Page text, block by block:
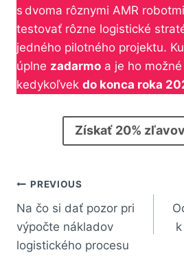
s dvoma rôznymi AMR
testovať rôzne logistické
jedného pilotného projektu.
úplne zadarmo a je ho
kedykoľvek do konca roka
Získať 20%
PREVIOUS
Na čo si dať pozor pri
výpočte nákladov
logistického procesu